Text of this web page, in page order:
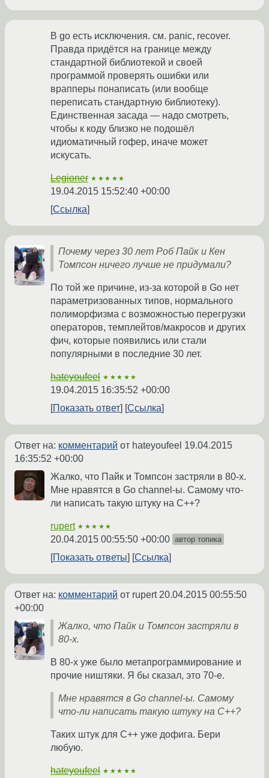
В go есть исключения. см. panic, recover.
Правда придётся на границе между
стандартной библиотекой и своей
программой проверять ошибки или
врапперы понаписать (или вообще
переписать стандартную библиотеку).
Единственная засада — надо смотреть,
чтобы к коду близко не подошёл
идиоматичный гофер, иначе может
искусать.
Legioner ★★★★★
19.04.2015 15:52:40 +00:00
Ссылка
Почему через 30 лет Роб Пайк и Кен
Томпсон ничего лучше не придумали?
По той же причине, из-за которой в Go нет
параметризованных типов, нормального
полиморфизма с возможностью перегрузки
операторов, темплейтов/макросов и других
фич, которые появились или стали
популярными в последние 30 лет.
hateyoufeel ★★★★★
19.04.2015 16:35:52 +00:00
Показать ответ
Ссылка
Ответ на: комментарий от hateyoufeel 19.04.2015
16:35:52 +00:00
Жалко, что Пайк и Томпсон застряли в 80-х.
Мне нравятся в Go channel-ы. Самому что-
ли написать такую штуку на C++?
rupert ★★★★★
20.04.2015 00:55:50 +00:00 автор топика
Показать ответы Ссылка
Ответ на: комментарий от rupert20.04.2015 00:55:50
+00:00
Жалко, что Пайк и Томпсон застряли в
80-х.
В 80-х уже было метапрограммирование и
прочие ништяки. Я бы сказал, это 70-е.
Мне нравятся в Go channel-ы. Самому
что-ли написать такую штуку на C++?
Таких штук для C++ уже дофига. Бери
любую.
hateyoufeel ★★★★★